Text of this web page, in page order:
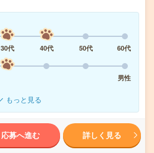
30代 40代 50代
60代
男性
もっと見る
応募へ進む 詳しく見る